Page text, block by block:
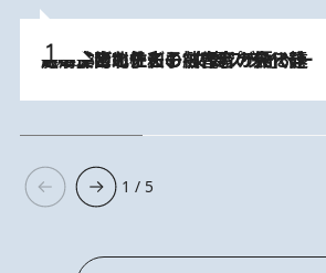
2026.8.3
《「文士の子ども被害者の会」発足！》阿川佐和子（72）が語る遠藤周作に北杜夫、劇作家・矢代静一の子どもたちの“文豪プライベート事件簿”
1 / 5